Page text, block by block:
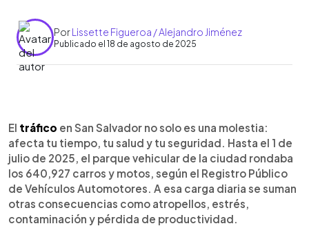
PorLissette Figueroa / Alejandro Jiménez
Publicado el 18 de agosto de 2025
► Escuchar artículo
El tráfico en San Salvador no solo es un problema
de infraestructura, sino también de hábitos
ciudadanos. Especialistas coinciden en que
pequeñas acciones pueden marcar la diferencia:
caminar o usar bicicleta en distancias cortas,
optar por transporte público y compartir vehículo.
En el caso del carro o motocicleta, implica darle
mantenimiento para evitar fallas, respetar
El tráfico en San Salvador no solo es una molestia:
afecta tu tiempo, tu salud y tu seguridad. Hasta el 1 de
julio de 2025, el parque vehicular de la ciudad rondaba
los 640,927 carros y motos, según el Registro Público
de Vehículos Automotores. A esa carga diaria se suman
otras consecuencias como atropellos, estrés,
contaminación y pérdida de productividad.